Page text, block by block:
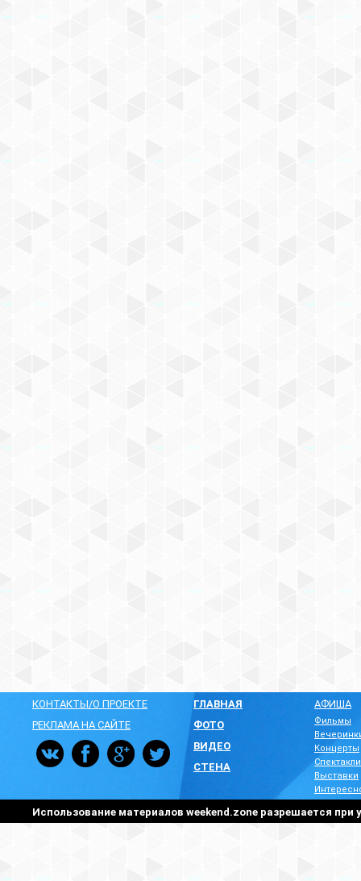
КОНТАКТЫ/О ПРОЕКТЕ
РЕКЛАМА НА САЙТЕ
ГЛАВНАЯ
ФОТО
ВИДЕО
СТЕНА
АФИША
Фильмы
Концерты
Спектакли
Выставки
Использование материалов weekend.zone разрешается